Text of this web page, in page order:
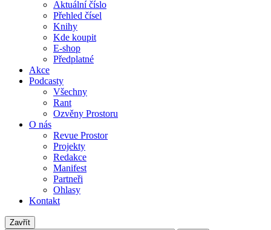
Aktuální číslo
Přehled čísel
Knihy
Kde koupit
E-shop
Předplatné
Akce
Podcasty
Všechny
Rant
Ozvěny Prostoru
O nás
Revue Prostor
Projekty
Redakce
Manifest
Partneři
Ohlasy
Kontakt
Zavřít